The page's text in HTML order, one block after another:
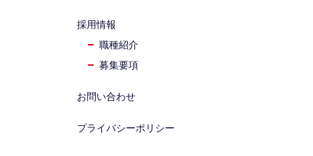
採用情報
職種紹介
募集要項
お問い合わせ
プライバシーポリシー